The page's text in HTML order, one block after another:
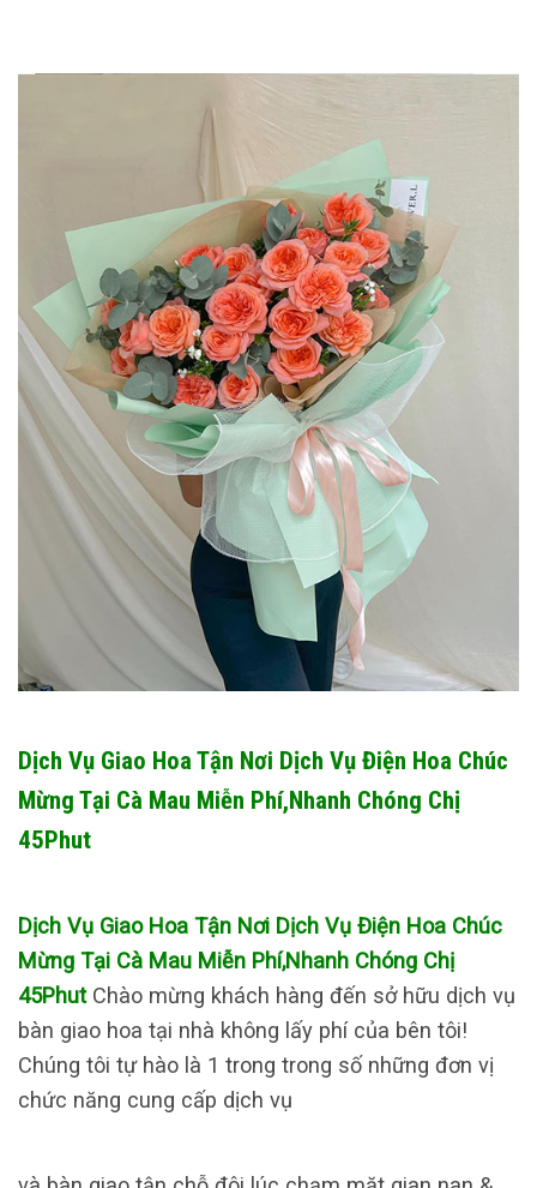
Dịch Vụ Giao Hoa Tận Nơi Dịch Vụ Điện Hoa Chúc
Mừng Tại Cà Mau Miễn Phí,Nhanh Chóng Chị
45Phut
Dịch Vụ Giao Hoa Tận Nơi Dịch Vụ Điện Hoa Chúc
Mừng Tại Cà Mau Miễn Phí,Nhanh Chóng Chị
45Phut Chào mừng khách hàng đến sở hữu dịch vụ
bàn giao hoa tại nhà không lấy phí của bên tôi!
Chúng tôi tự hào là 1 trong trong số những đơn vị
chức năng cung cấp dịch vụ